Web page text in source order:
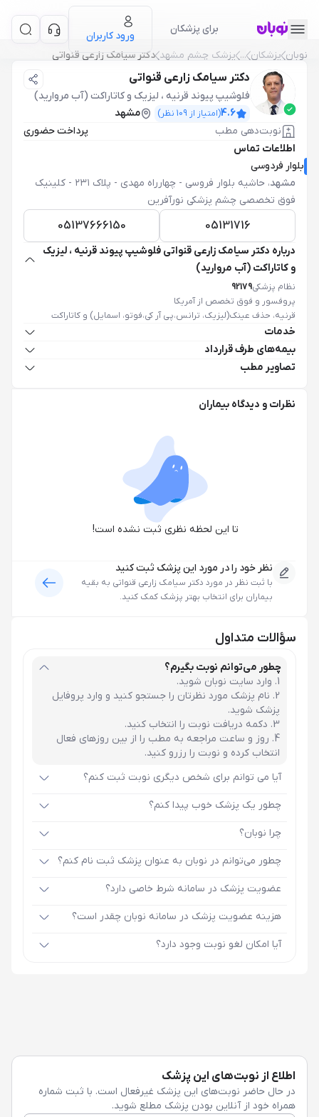
برای پزشکان
ورود کاربران
نوبان پزشکان ... پزشک چشم مشهد دکتر سیامک زارعی قنواتی
دکتر سیامک زارعی قنواتی
فلوشیپ پیوند قرنیه ، لیزیک و کاتاراکت (آب مروارید)
4.6(امتیاز از 109 نظر)
مشهد
نوبت‌دهی مطب
پرداخت حضوری
اطلاعات تماس
بلوار فردوسی
مشهد،
حاشیه بلوار فروسی - چهارراه مهدی - پلاک ۲۳۱ - کلینیک
فوق تخصصی چشم پزشکی نورآفرین
05131716
05137666150
درباره دکتر سیامک زارعی قنواتی فلوشیپ پیوند قرنیه ، لیزیک
و کاتاراکت (آب مروارید)
نظام پزشکی92179
پروفسور و فوق تخصص از آمریکا
قرنیه، حذف عینک(لیزیک، ترانس،پی آر کی،فوتو، اسمایل) و کاتاراکت
خدمات
بیمه‌های طرف قرارداد
تصاویر مطب
نظرات و دیدگاه بیماران
تا این لحظه نظری ثبت نشده است!
نظر خود را در مورد این پزشک ثبت کنید
با ثبت نظر در مورد دکتر سیامک زارعی قنواتی به بقیه
بیماران برای انتخاب بهتر پزشک کمک کنید.
سؤالات متداول
چطور می‌توانم نوبت بگیرم؟
وارد سایت نوبان شوید.
نام پزشک مورد نظرتان را جستجو کنید و وارد پروفایل
پزشک شوید.
دکمه دریافت نوبت را انتخاب کنید.
روز و ساعت مراجعه به مطب را از بین روزهای فعال
انتخاب کرده و نوبت را رزرو کنید.
آیا می توانم برای شخص دیگری نوبت ثبت کنم؟
چطور یک پزشک خوب پیدا کنم؟
چرا نوبان؟
چطور می‌توانم در نوبان به عنوان پزشک ثبت نام کنم؟
عضویت پزشک در سامانه شرط خاصی دارد؟
هزینه عضویت پزشک در سامانه نوبان چقدر است؟
آیا امکان لغو نوبت وجود دارد؟
اطلاع از نوبت‌های این پزشک
در حال حاضر نوبت‌های این پزشک غیرفعال است. با ثبت شماره
همراه خود از آنلاین بودن پزشک مطلع شوید.